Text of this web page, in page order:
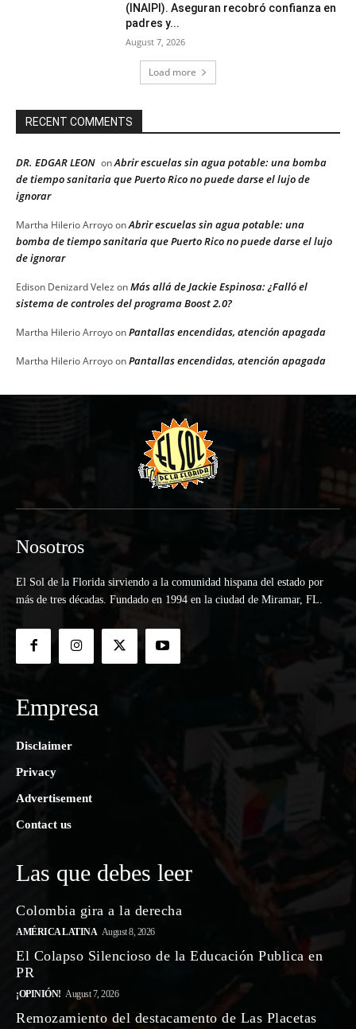
(INAIPI). Aseguran recobró confianza en
padres y...
August 7, 2026
Load more
RECENT COMMENTS
DR. EDGAR LEON onAbrir escuelas sin agua potable: una bomba
de tiempo sanitaria que Puerto Rico no puede darse el lujo de
ignorar
Martha Hilerio ArroyoonAbrir escuelas sin agua potable: una
bomba de tiempo sanitaria que Puerto Rico no puede darse el lujo
de ignorar
Edison Denizard Velez onMás allá de Jackie Espinosa: ¿Falló el
sistema de controles del programa Boost 2.0?
Martha Hilerio ArroyoonPantallas encendidas, atención apagada
Martha Hilerio ArroyoonPantallas encendidas, atención apagada
Nosotros
El Sol de la Florida sirviendo a la comunidad hispana del estado por
más de tres décadas. Fundado en 1994 en la ciudad de Miramar, FL.
Empresa
Disclaimer
Privacy
Advertisement
Contact us
Las que debes leer
Colombia gira a la derecha
AMÉRICA LATINA August 8, 2026
El Colapso Silencioso de la Educación Publica en
PR
¡OPINIÓN! August 7, 2026
Remozamiento del destacamento de Las Placetas